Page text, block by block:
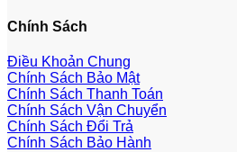
Chính Sách
Điều Khoản Chung
Chính Sách Bảo Mật
Chính Sách Thanh Toán
Chính Sách Vận Chuyển
Chính Sách Đổi Trả
Chính Sách Bảo Hành